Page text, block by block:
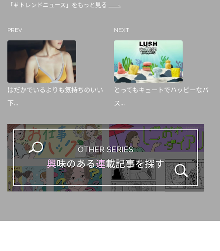
「＃トレンドニュース」をもっと見る
PREV
はだかでいるよりも気持ちのいい
下...
NEXT
とってもキュートでハッピーなバ
ス...